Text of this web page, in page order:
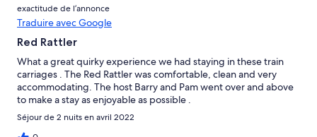
exactitude de l’annonce
Traduire avec Google
Red Rattler
What a great quirky experience we had staying in these train
carriages . The Red Rattler was comfortable, clean and very
accommodating. The host Barry and Pam went over and above
to make a stay as enjoyable as possible .
Séjour de 2 nuits en avril 2022